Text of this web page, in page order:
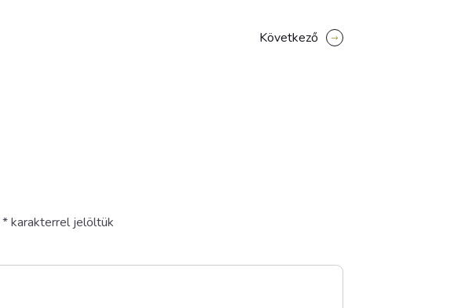
Következő
*karakterrel jelöltük